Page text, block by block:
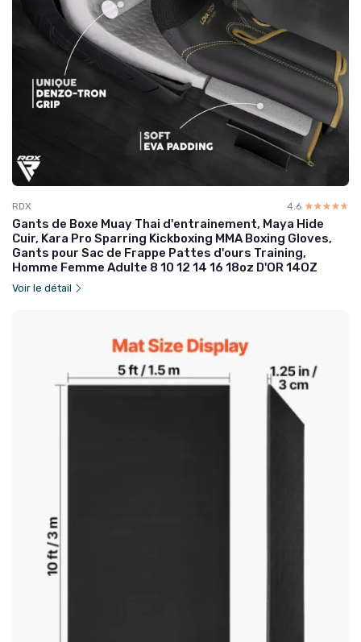
RDX 4.6 ☆☆☆☆☆
★★★★★
Gants de Boxe Muay Thai d'entrainement, Maya Hide
Cuir, Kara Pro Sparring Kickboxing MMA Boxing Gloves,
Gants pour Sac de Frappe Pattes d'ours Training,
Homme Femme Adulte 8 10 12 14 16 18oz D'OR 14OZ
Voir le détail